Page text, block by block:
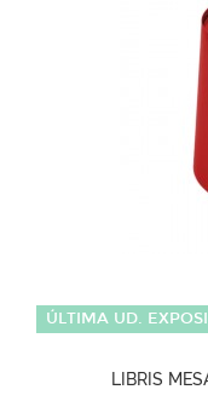
ÚLTIMA UD.
LIBRIS